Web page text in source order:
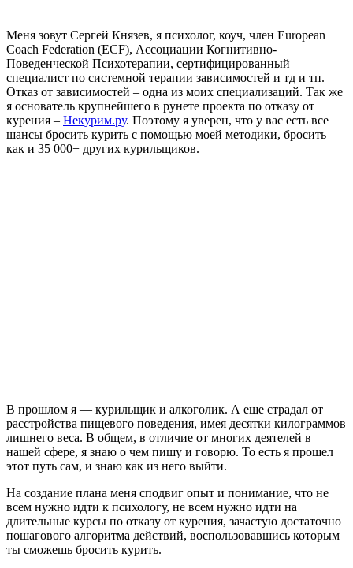
Меня зовут Сергей Князев, я психолог, коуч, член European
Coach Federation (ECF), Ассоциации Когнитивно-
Поведенческой Психотерапии, сертифицированный
специалист по системной терапии зависимостей и тд и тп.
Отказ от зависимостей – одна из моих специализаций. Так же
я основатель крупнейшего в рунете проекта по отказу от
курения – Некурим.ру. Поэтому я уверен, что у вас есть все
шансы бросить курить с помощью моей методики, бросить
как и 35 000+ других курильщиков.
В прошлом я — курильщик и алкоголик. А еще страдал от
расстройства пищевого поведения, имея десятки килограммов
лишнего веса. В общем, в отличие от многих деятелей в
нашей сфере, я знаю о чем пишу и говорю. То есть я прошел
этот путь сам, и знаю как из него выйти.
На создание плана меня сподвиг опыт и понимание, что не
всем нужно идти к психологу, не всем нужно идти на
длительные курсы по отказу от курения, зачастую достаточно
пошагового алгоритма действий, воспользовавшись которым
ты сможешь бросить курить.